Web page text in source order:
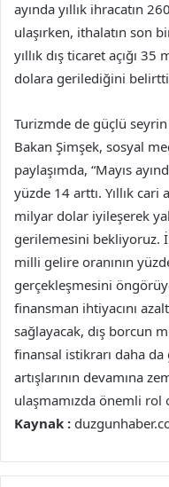
ayında yıllık ihracatın
ulaşırken, ithalatın son
yıllık dış ticaret açığı
dolara gerilediğini
Turizmde de güçlü
Bakan Şimşek, sosyal
paylaşımda, “Mayıs
yüzde 14 arttı. Yıllık cari
milyar dolar iyileşerek
gerilemesini bekliyoruz.
milli gelire oranının
gerçekleşmesini
finansman ihtiyacını
sağlayacak, ⁠dış borcun
finansal istikrarı daha
artışlarının devamına
ulaşmamızda önemli rol
Kaynak :